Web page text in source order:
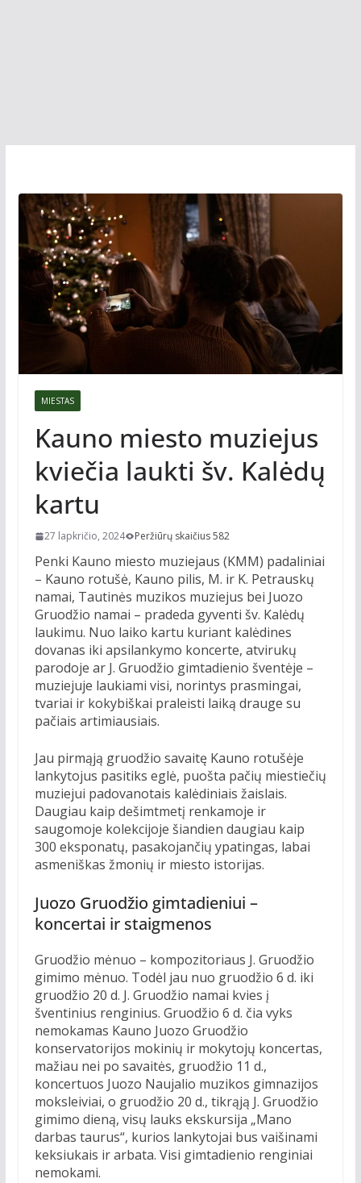
MIESTAS
Kauno miesto muziejus
kviečia laukti šv. Kalėdų
kartu
27 lapkričio, 2024 Peržiūrų skaičius 582
Penki Kauno miesto muziejaus (KMM) padaliniai
– Kauno rotušė, Kauno pilis, M. ir K. Petrauskų
namai, Tautinės muzikos muziejus bei Juozo
Gruodžio namai – pradeda gyventi šv. Kalėdų
laukimu. Nuo laiko kartu kuriant kalėdines
dovanas iki apsilankymo koncerte, atvirukų
parodoje ar J. Gruodžio gimtadienio šventėje –
muziejuje laukiami visi, norintys prasmingai,
tvariai ir kokybiškai praleisti laiką drauge su
pačiais artimiausiais.
Jau pirmąją gruodžio savaitę Kauno rotušėje
lankytojus pasitiks eglė, puošta pačių miestiečių
muziejui padovanotais kalėdiniais žaislais.
Daugiau kaip dešimtmetį renkamoje ir
saugomoje kolekcijoje šiandien daugiau kaip
300 eksponatų, pasakojančių ypatingas, labai
asmeniškas žmonių ir miesto istorijas.
Juozo Gruodžio gimtadieniui –
koncertai ir staigmenos
Gruodžio mėnuo – kompozitoriaus J. Gruodžio
gimimo mėnuo. Todėl jau nuo gruodžio 6 d. iki
gruodžio 20 d. J. Gruodžio namai kvies į
šventinius renginius. Gruodžio 6 d. čia vyks
nemokamas Kauno Juozo Gruodžio
konservatorijos mokinių ir mokytojų koncertas,
mažiau nei po savaitės, gruodžio 11 d.,
koncertuos Juozo Naujalio muzikos gimnazijos
moksleiviai, o gruodžio 20 d., tikrąją J. Gruodžio
gimimo dieną, visų lauks ekskursija „Mano
darbas taurus“, kurios lankytojai bus vaišinami
keksiukais ir arbata. Visi gimtadienio renginiai
nemokami.